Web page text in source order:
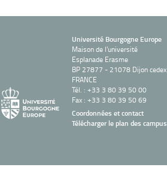
Université Bourgogne Europe
Maison de l'université
Esplanade Erasme
BP 27877 - 21078 Dijon cedex
FRANCE
Tél. : +33 3 80 39 50 00
Fax : +33 3 80 39 50 69
Coordonnées et contact
Télécharger le plan des campus